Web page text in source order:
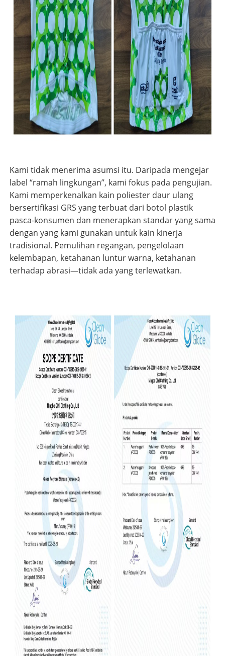
Kami tidak menerima asumsi itu. Daripada mengejar
label “ramah lingkungan”, kami fokus pada pengujian.
Kami memperkenalkan kain poliester daur ulang
bersertifikasi GRS yang terbuat dari botol plastik
pasca-konsumen dan menerapkan standar yang sama
dengan yang kami gunakan untuk kain kinerja
tradisional. Pemulihan regangan, pengelolaan
kelembapan, ketahanan luntur warna, ketahanan
terhadap abrasi—tidak ada yang terlewatkan.